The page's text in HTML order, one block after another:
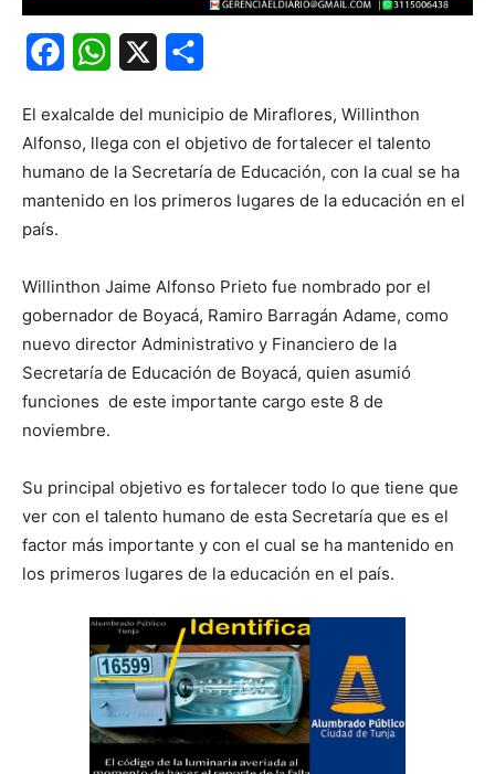
FacebookWhatsApp
El exalcalde del municipio de Miraflores, Willinthon
Alfonso, llega con el objetivo de fortalecer el talento
humano de la Secretaría de Educación, con la cual se ha
mantenido en los primeros lugares de la educación en el
país.
Willinthon Jaime Alfonso Prieto fue nombrado por el
gobernador de Boyacá, Ramiro Barragán Adame, como
nuevo director Administrativo y Financiero de la
Secretaría de Educación de Boyacá, quien asumió
funciones de este importante cargo este 8 de
noviembre.
Su principal objetivo es fortalecer todo lo que tiene que
ver con el talento humano de esta Secretaría que es el
factor más importante y con el cual se ha mantenido en
los primeros lugares de la educación en el país.